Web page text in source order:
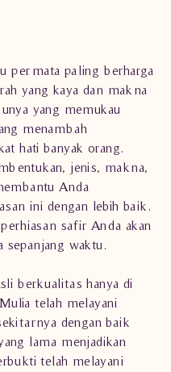
permata paling berharga
yang kaya dan makna
yang memukau
menambah
hati banyak orang.
jenis, makna,
Anda
ini dengan lebih baik.
perhiasan safir Anda akan
waktu.
berkualitas hanya di
telah melayani
dengan baik
lama menjadikan
telah melayani